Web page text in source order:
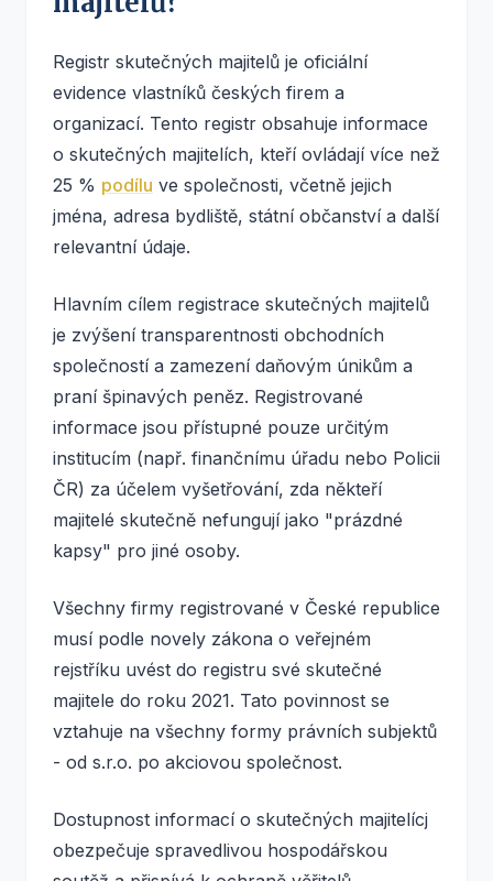
Registr skutečných majitelů je oficiální
evidence vlastníků českých firem a
organizací. Tento registr obsahuje informace
o skutečných majitelích, kteří ovládají více než
25 % podílu ve společnosti, včetně jejich
jména, adresa bydliště, státní občanství a další
relevantní údaje.
Hlavním cílem registrace skutečných majitelů
je zvýšení transparentnosti obchodních
společností a zamezení daňovým únikům a
praní špinavých peněz. Registrované
informace jsou přístupné pouze určitým
institucím (např. finančnímu úřadu nebo Policii
ČR) za účelem vyšetřování, zda někteří
majitelé skutečně nefungují jako "prázdné
kapsy" pro jiné osoby.
Všechny firmy registrované v České republice
musí podle novely zákona o veřejném
rejstříku uvést do registru své skutečné
majitele do roku 2021. Tato povinnost se
vztahuje na všechny formy právních subjektů
- od s.r.o. po akciovou společnost.
Dostupnost informací o skutečných majitelícj
obezpečuje spravedlivou hospodářskou